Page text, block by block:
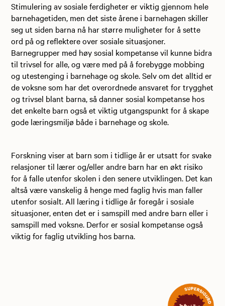
Stimulering av sosiale ferdigheter er viktig gjennom hele
barnehagetiden, men det siste årene i barnehagen skiller
seg ut siden barna nå har større muligheter for å sette
ord på og reflektere over sosiale situasjoner.
Barnegrupper med høy sosial kompetanse vil kunne bidra
til trivsel for alle, og være med på å forebygge mobbing
og utestenging i barnehage og skole. Selv om det alltid er
de voksne som har det overordnede ansvaret for trygghet
og trivsel blant barna, så danner sosial kompetanse hos
det enkelte barn også et viktig utgangspunkt for å skape
gode læringsmiljø både i barnehage og skole.
Forskning viser at barn som i tidlige år er utsatt for svake
relasjoner til lærer og/eller andre barn har en økt risiko
for å falle utenfor skolen i den senere utviklingen. Det kan
altså være vanskelig å henge med faglig hvis man faller
utenfor sosialt. All læring i tidlige år foregår i sosiale
situasjoner, enten det er i samspill med andre barn eller i
samspill med voksne. Derfor er sosial kompetanse også
viktig for faglig utvikling hos barna.